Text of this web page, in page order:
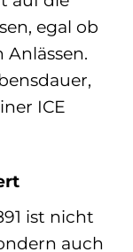
egal ob
ICE
ist nicht
auch